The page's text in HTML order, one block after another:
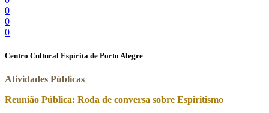
0
0
0
Centro Cultural Espírita de Porto Alegre
Atividades Públicas
Reunião Pública: Roda de conversa sobre Espiritismo